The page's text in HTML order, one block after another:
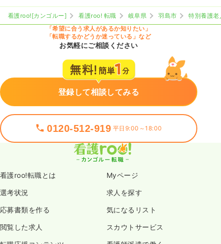
看護roo![カンゴルー] 看護roo! 転職 岐阜県 羽島市
特別養護
「希望に合う求人があるか知りたい」
「転職するかどうか迷っている」など
お気軽にご相談ください
登録して相談してみる
0120-512-919 平日9:00～18:00
看護roo!転職とは Myページ
選考状況 求人を探す
応募書類を作る 気になるリスト
閲覧した求人 スカウトサービス